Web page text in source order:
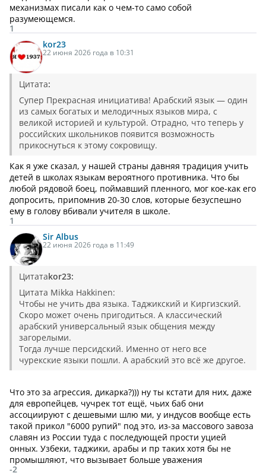
механизмах писали как о чем-то само собой
разумеющемся.
1
kor23
22 июня 2026 года в 10:31
Цитата:
Супер Прекрасная инициатива! Арабский язык — один
из самых богатых и мелодичных языков мира, с
великой историей и культурой. Отрадно, что теперь у
российских школьников появится возможность
прикоснуться к этому сокровищу.
Как я уже сказал, у нашей страны давняя традиция учить
детей в школах языкам вероятного противника. Что бы
любой рядовой боец, поймавший пленного, мог кое-как его
допросить, припомнив 20-30 слов, которые безуспешно
ему в голову вбивали учителя в школе.
1
Sir Albus
22 июня 2026 года в 11:49
Цитатаkor23:
Цитата Mikka Hakkinen:
Чтобы не учить два языка. Таджикский и Киргизский.
Скоро может очень пригодиться. А классический
арабский универсальный язык общения между
загорелыми.
Тогда лучше персидский. Именно от него все
чурекские языки пошли. А арабский это всё же другое.
Что это за агрессия, дикарка?))) ну ты кстати для них, даже
для европейцев, чучрек тот ещё, чьих баб они
ассоциируют с дешевыми шлю ми, у индусов вообще есть
такой прикол "6000 рупий" под это, из-за массового завоза
славян из России туда с последующей прости уцией
онных. Узбеки, таджики, арабы и пр таких хотя бы не
промышляют, что вызывает больше уважения
-2